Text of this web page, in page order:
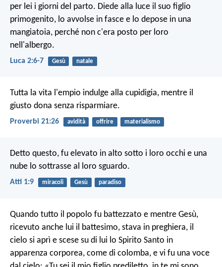
per lei i giorni del parto. Diede alla luce il suo figlio
primogenito, lo avvolse in fasce e lo depose in una
mangiatoia, perché non c'era posto per loro
nell'albergo.
Luca 2:6-7 Gesù natale
Tutta la vita l'empio indulge alla cupidigia, mentre il
giusto dona senza risparmiare.
Proverbi 21:26 avidità offrire materialismo
Detto questo, fu elevato in alto sotto i loro occhi e una
nube lo sottrasse al loro sguardo.
Atti 1:9 miracoli Gesù paradiso
Quando tutto il popolo fu battezzato e mentre Gesù,
ricevuto anche lui il battesimo, stava in preghiera, il
cielo si aprì e scese su di lui lo Spirito Santo in
apparenza corporea, come di colomba, e vi fu una voce